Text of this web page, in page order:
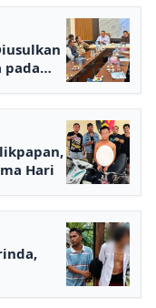
pada
Hari